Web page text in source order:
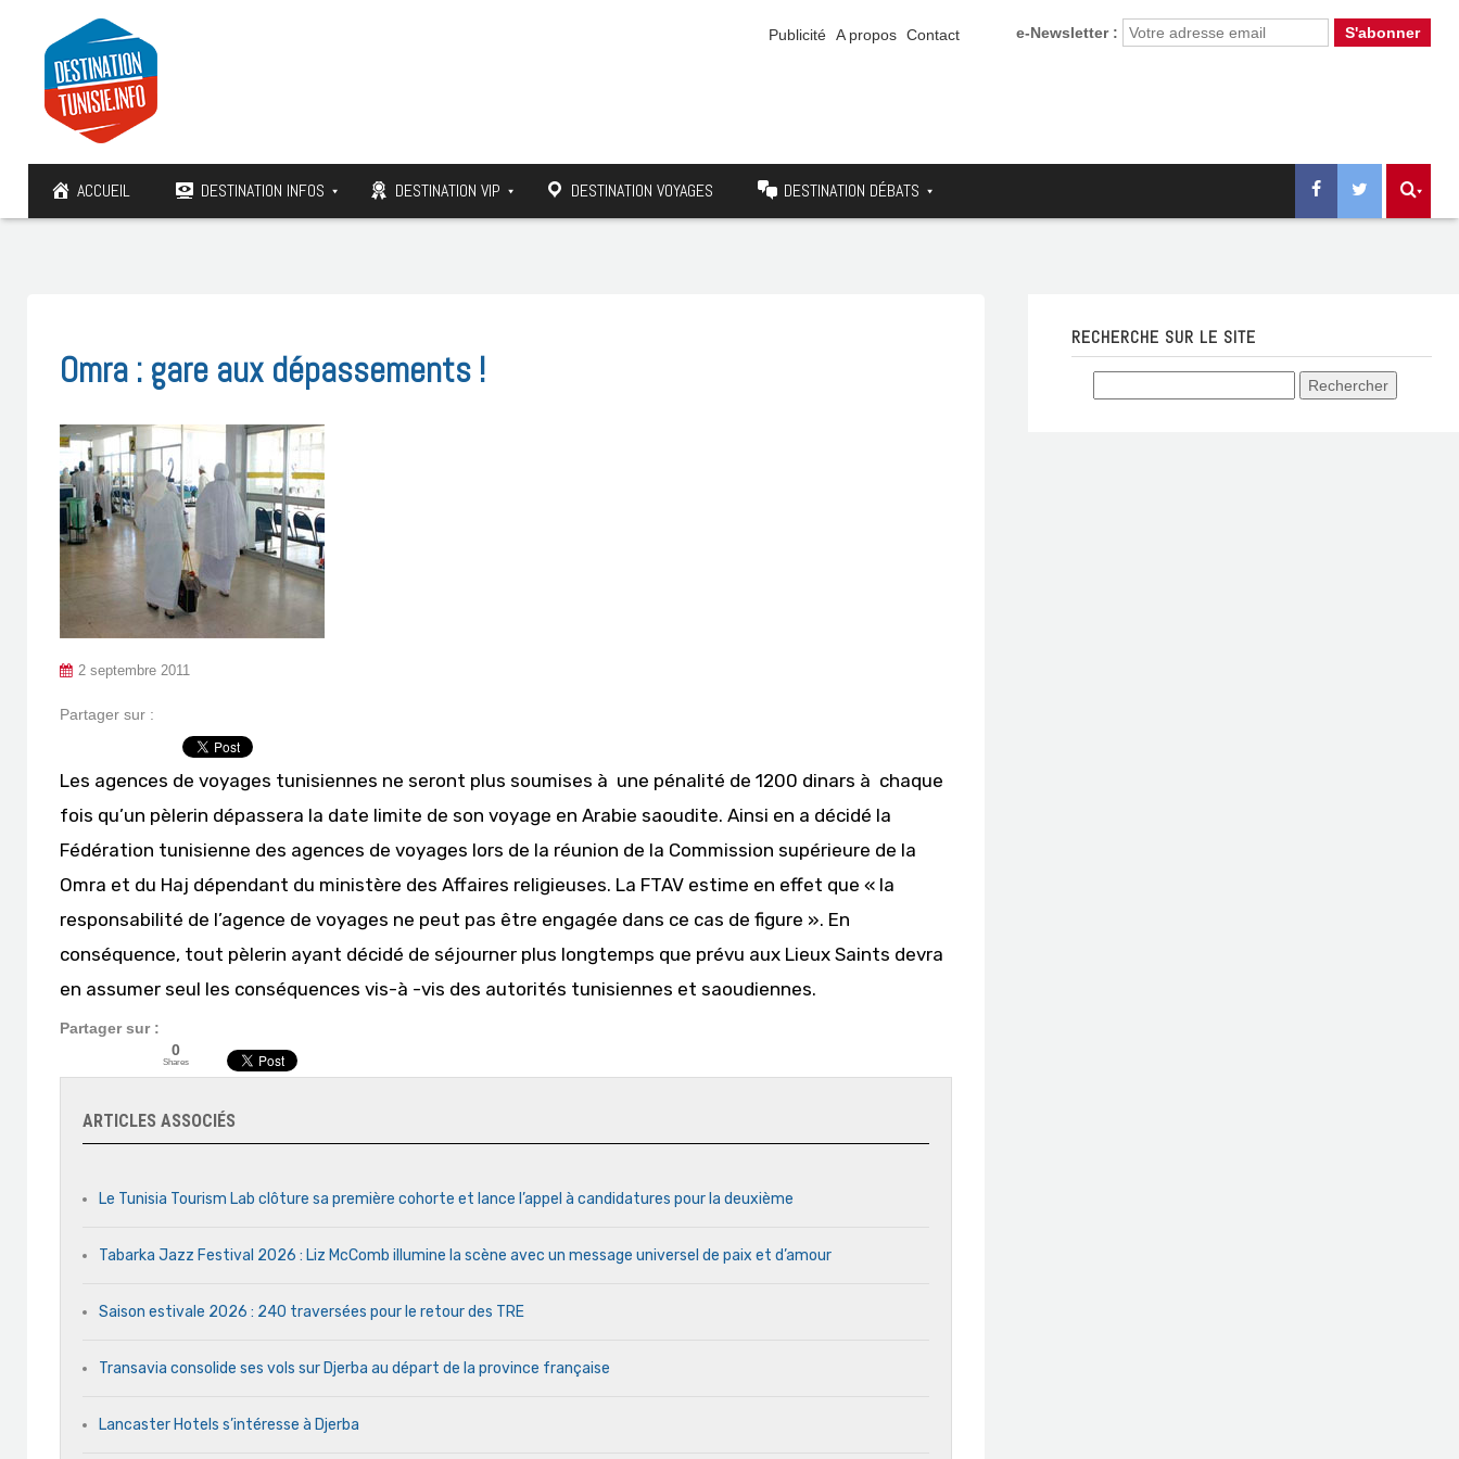
e-Newsletter :
Publicité A propos Contact
ACCUEIL DESTINATION INFOS DESTINATION VIP DESTINATION VOYAGES DESTINATION DÉBATS
Omra : gare aux dépassements !
2 septembre 2011
Partager sur :
Les agences de voyages tunisiennes ne seront plus soumises à une pénalité de 1200 dinars à chaque
fois qu’un pèlerin dépassera la date limite de son voyage en Arabie saoudite. Ainsi en a décidé la
Fédération tunisienne des agences de voyages lors de la réunion de la Commission supérieure de la
Omra et du Haj dépendant du ministère des Affaires religieuses. La FTAV estime en effet que « la
responsabilité de l’agence de voyages ne peut pas être engagée dans ce cas de figure ». En
conséquence, tout pèlerin ayant décidé de séjourner plus longtemps que prévu aux Lieux Saints devra
en assumer seul les conséquences vis-à -vis des autorités tunisiennes et saoudiennes.
Partager sur :
0
Shares
ARTICLES ASSOCIÉS
Le Tunisia Tourism Lab clôture sa première cohorte et lance l’appel à candidatures pour la deuxième
Tabarka Jazz Festival 2026 : Liz McComb illumine la scène avec un message universel de paix et d’amour
Saison estivale 2026 : 240 traversées pour le retour des TRE
Transavia consolide ses vols sur Djerba au départ de la province française
Lancaster Hotels s’intéresse à Djerba
RECHERCHE SUR LE SITE